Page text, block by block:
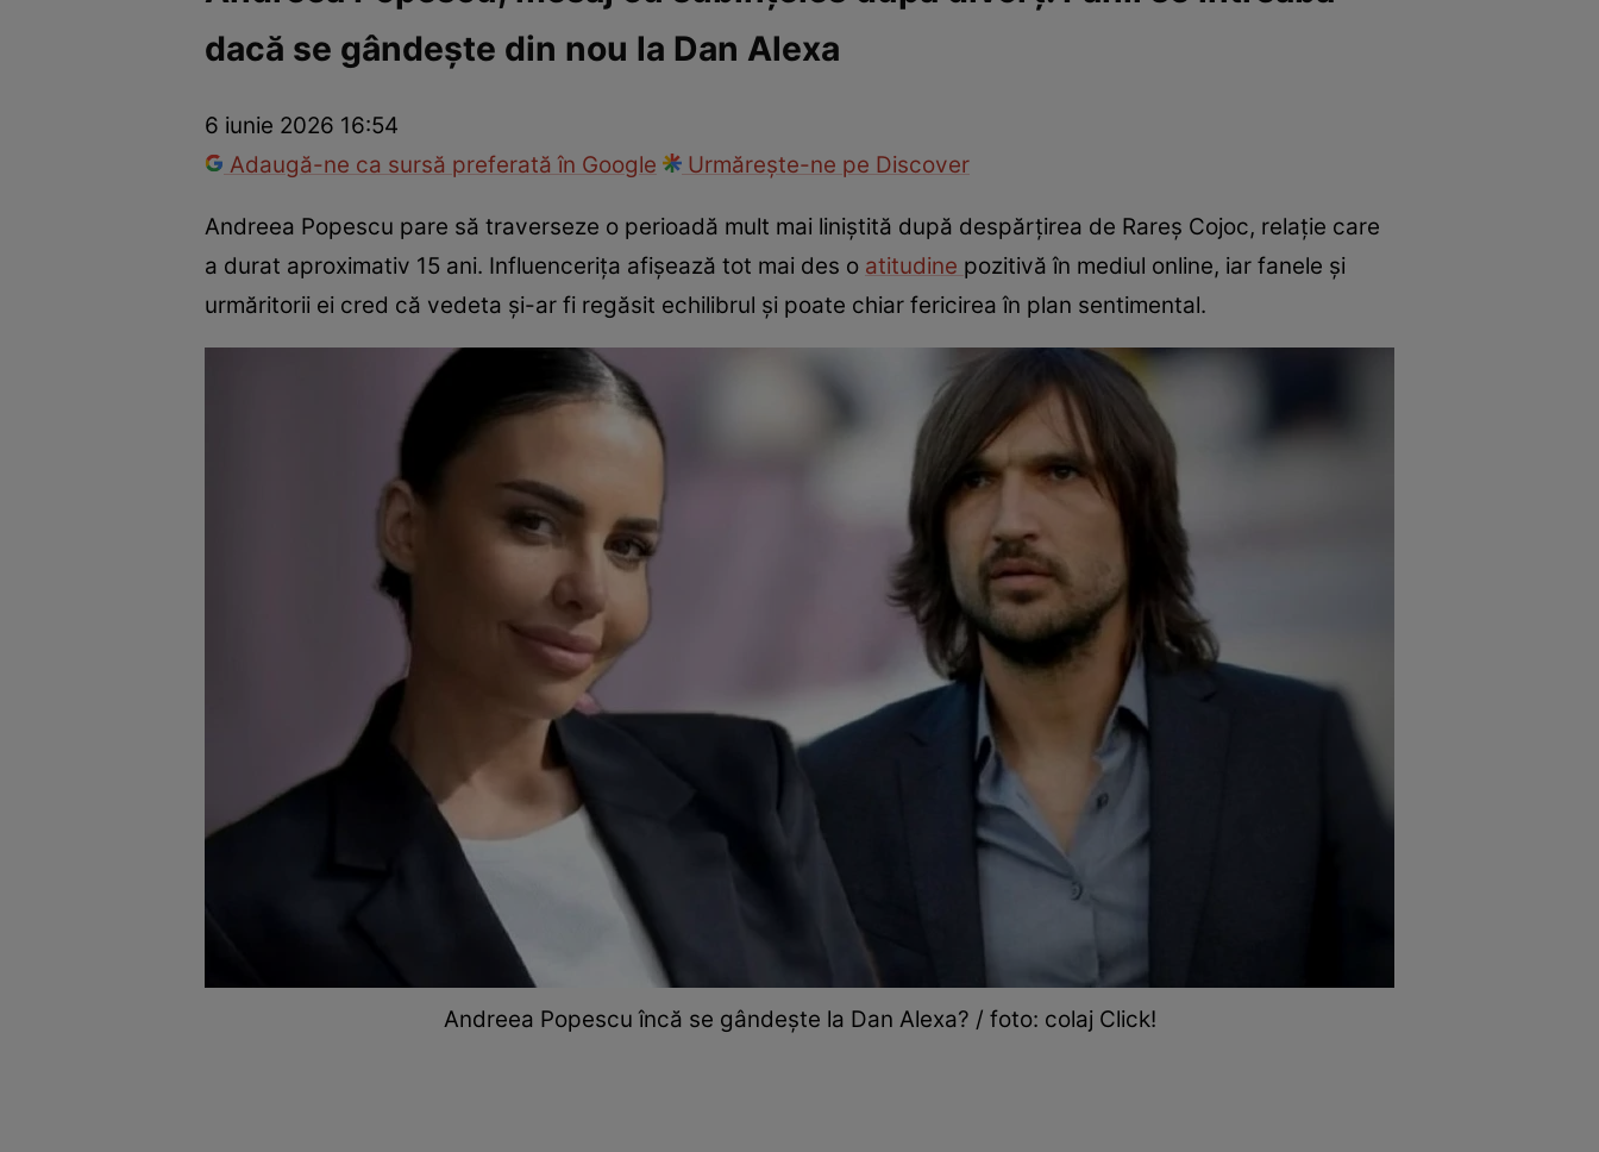
Vedete internaționaleVedete româneștiInterviurile Click! Paparazzii Click!
dacă se gândește din nou la Dan Alexa
6 iunie 2026 16:54
Adaugă-ne ca sursă preferată în Google
Urmărește-ne pe Discover
Andreea Popescu pare să traverseze o perioadă mult mai liniștită după despărțirea de Rareș Cojoc, relație care
a durat aproximativ 15 ani. Influencerița afișează tot mai des o atitudine pozitivă în mediul online, iar fanele și
urmăritorii ei cred că vedeta și-ar fi regăsit echilibrul și poate chiar fericirea în plan sentimental.
Andreea Popescu încă se gândește la Dan Alexa? / foto: colaj Click!